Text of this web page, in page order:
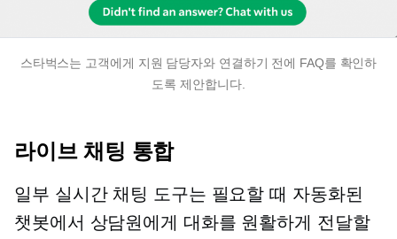
스타벅스는 고객에게 지원 담당자와 연결하기 전에 FAQ를 확인하
도록 제안합니다.
라이브 채팅 통합
일부 실시간 채팅 도구는 필요할 때 자동화된
챗봇에서 상담원에게 대화를 원활하게 전달할